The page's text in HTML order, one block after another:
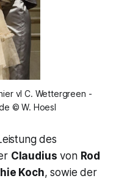
vl C. Wettergreen -
© W. Hoesl
des
Claudius von Rod
Koch, sowie der